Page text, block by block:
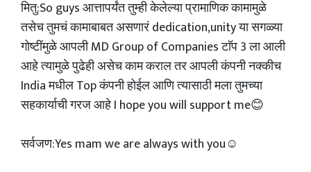
मितु:So guys आत्तापर्यंत तुम्ही केलेल्या प्रामाणिक कामामुळे
तसेच तुमचं कामाबाबत असणारं dedication,unity या सगळ्या
गोष्टींमुळे आपली MD Group of Companies टाॅप 3 ला आली
आहे त्यामुळे पुढेही असेच काम कराल तर आपली कंपनी नक्कीच
India मधील Top कंपनी होईल आणि त्यासाठी मला तुमच्या
सहकार्याची गरज आहे I hope you will support me😊
सर्वजण:Yes mam we are always with you☺️